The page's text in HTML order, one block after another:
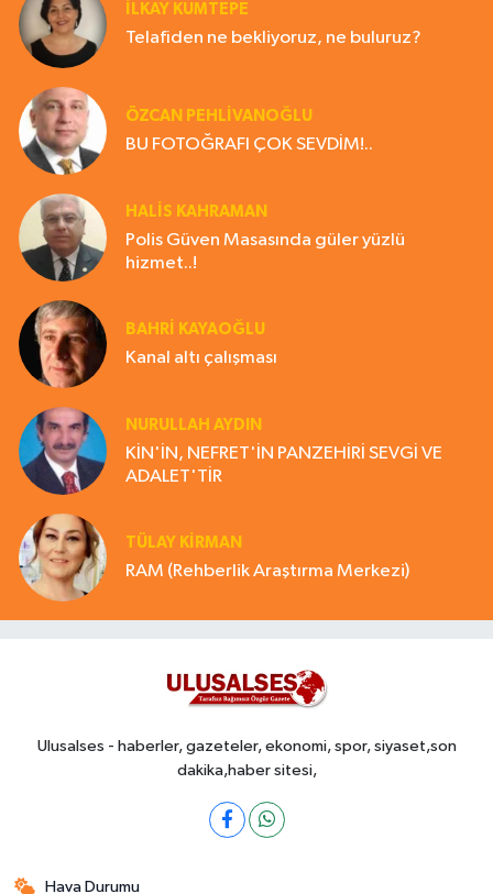
İLKAY KUMTEPE
Telafiden ne bekliyoruz, ne buluruz?
ÖZCAN PEHLİVANOĞLU
BU FOTOĞRAFI ÇOK SEVDİM!..
HALIS KAHRAMAN
Polis Güven Masasında güler yüzlü
hizmet..!
BAHRI KAYAOĞLU
Kanal altı çalışması
NURULLAH AYDIN
KİN'İN, NEFRET'İN PANZEHİRİ SEVGİ VE
ADALET'TİR
TÜLAY KİRMAN
RAM (Rehberlik Araştırma Merkezi)
Ulusalses - haberler, gazeteler, ekonomi, spor, siyaset,son
dakika,haber sitesi,
Hava Durumu